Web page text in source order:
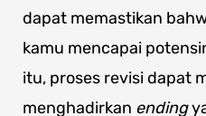
dapat memastikan
kamu mencapai
itu, proses revisi dapat
menghadirkan ending